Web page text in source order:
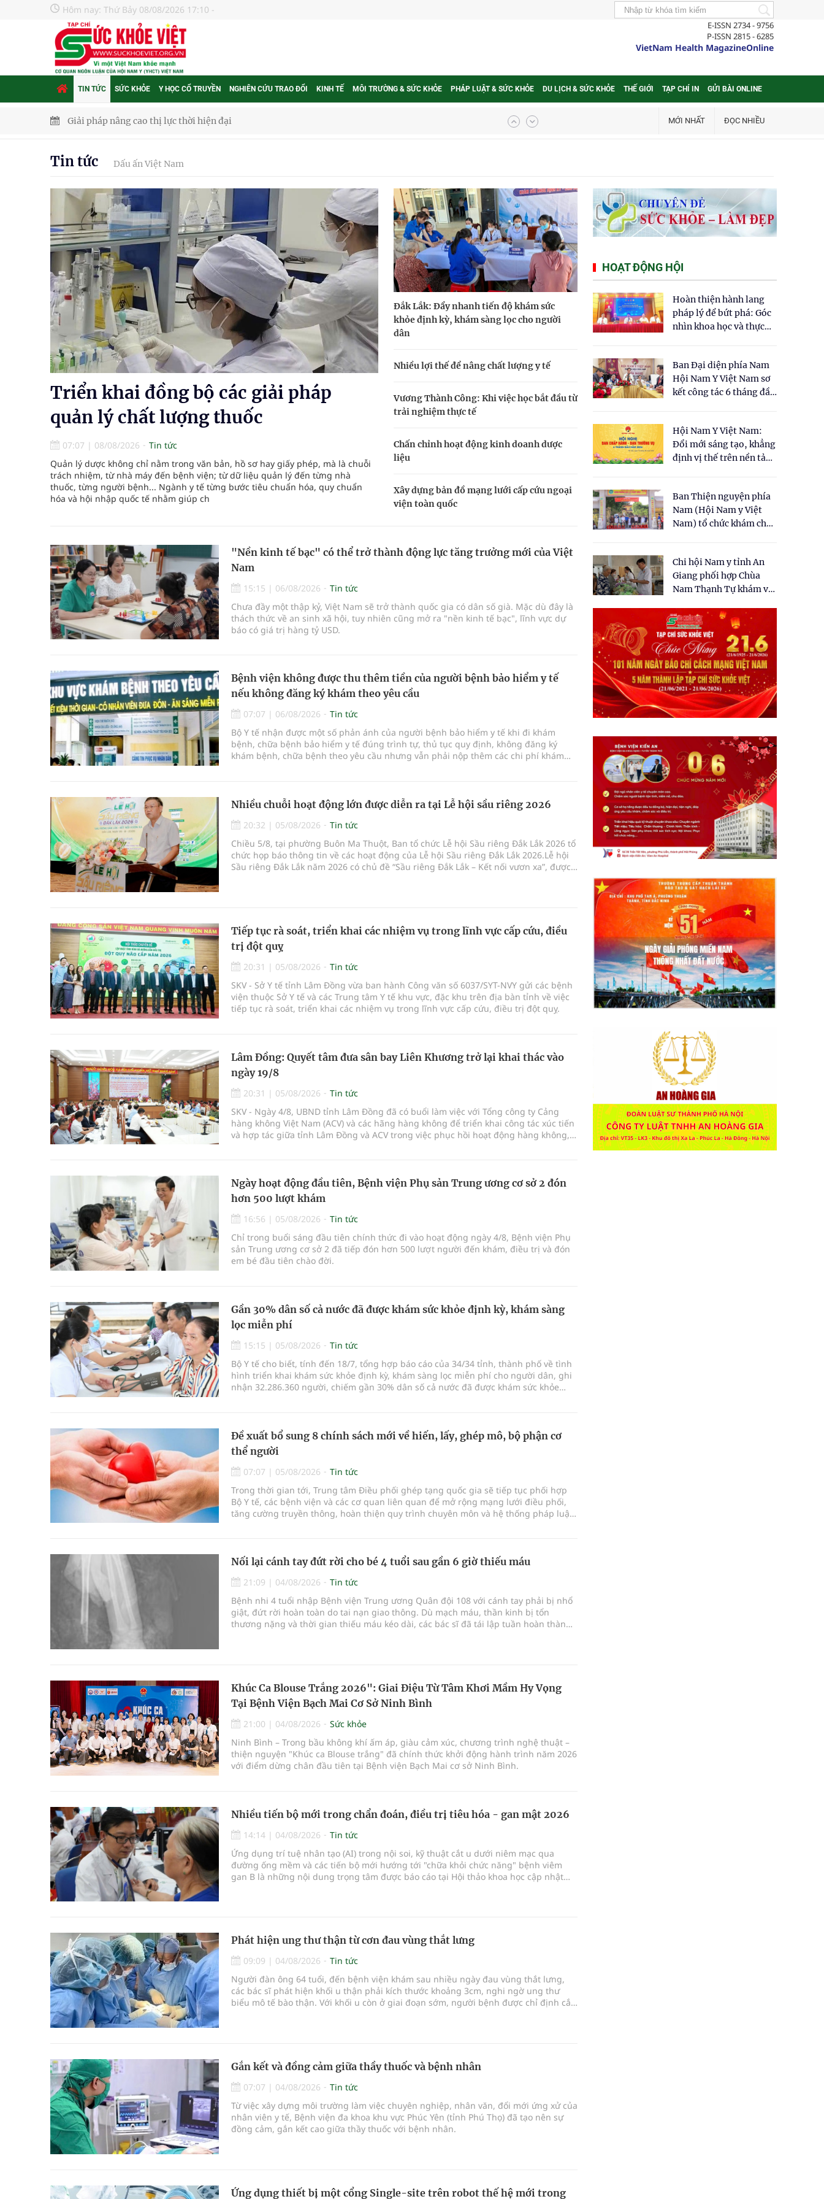
Hôm nay: Thứ Bảy 08/08/2026 17:10 -
E-ISSN 2734 - 9756
P-ISSN 2815 - 6285
VietNam Health MagazineOnline
TIN TỨC SỨC KHỎE Y HỌC CỔ TRUYỀN NGHIÊN CỨU TRAO ĐỔI KINH TẾ MÔI TRƯỜNG & SỨC KHỎE PHÁP LUẬT & SỨC KHỎE DU LỊCH & SỨC KHỎE THẾ GIỚI TẠP CHÍ IN GỬI BÀI ONLINE
Triển khai đồng bộ các giải pháp quản lý chất lượng thuốc
Đắk Lắk: Đẩy nhanh tiến độ khám sức khỏe định kỳ, khám sàng lọc cho người dân
Tổng hợp những cách trị thâm body nách, bẹn, mông cực hiệu quả
Tỷ lệ tật khúc xạ ở trẻ gia tăng: Khuyến nghị của chuyên gia
Nhiều lợi thế để nâng chất lượng y tế
Vương Thành Công: Khi việc học bắt đầu từ trải nghiệm thực tế
Tầm soát sớm ung thư vú giúp cứu sống hàng nghìn phụ nữ mỗi năm
MỚI NHẤT ĐỌC NHIỀU
Tin tức Dấu ấn Việt Nam
Triển khai đồng bộ các giải pháp
quản lý chất lượng thuốc
07:07 | 08/08/2026
Tin tức
Quản lý dược không chỉ nằm trong văn bản, hồ sơ hay giấy phép, mà là chuỗi
trách nhiệm, từ nhà máy đến bệnh viện; từ dữ liệu quản lý đến từng nhà
thuốc, từng người bệnh... Ngành y tế từng bước tiêu chuẩn hóa, quy chuẩn
hóa và hội nhập quốc tế nhằm giúp ch
Đắk Lắk: Đẩy nhanh tiến độ khám sức
khỏe định kỳ, khám sàng lọc cho người
dân
Nhiều lợi thế để nâng chất lượng y tế
Vương Thành Công: Khi việc học bắt đầu từ
trải nghiệm thực tế
Chấn chỉnh hoạt động kinh doanh dược
liệu
Xây dựng bản đồ mạng lưới cấp cứu ngoại
viện toàn quốc
"Nền kinh tế bạc" có thể trở thành động lực tăng trưởng mới của Việt
Nam
15:15 | 06/08/2026
Tin tức
Chưa đầy một thập kỷ, Việt Nam sẽ trở thành quốc gia có dân số già. Mặc dù đây là
thách thức về an sinh xã hội, tuy nhiên cũng mở ra "nền kinh tế bạc", lĩnh vực dự
báo có giá trị hàng tỷ USD.
Bệnh viện không được thu thêm tiền của người bệnh bảo hiểm y tế
nếu không đăng ký khám theo yêu cầu
07:07 | 06/08/2026
Tin tức
Bộ Y tế nhận được một số phản ánh của người bệnh bảo hiểm y tế khi đi khám
bệnh, chữa bệnh bảo hiểm y tế đúng trình tự, thủ tục quy định, không đăng ký
khám bệnh, chữa bệnh theo yêu cầu nhưng vẫn phải nộp thêm các chi phí khám
Nhiều chuỗi hoạt động lớn được diễn ra tại Lễ hội sầu riêng 2026
20:32 | 05/08/2026
Tin tức
Chiều 5/8, tại phường Buôn Ma Thuột, Ban tổ chức Lễ hội Sầu riêng Đắk Lắk 2026 tổ
chức họp báo thông tin về các hoạt động của Lễ hội Sầu riêng Đắk Lắk 2026.Lễ hội
Sầu riêng Đắk Lắk năm 2026 có chủ đề “Sầu riêng Đắk Lắk – Kết nối vươn xa”, được
Tiếp tục rà soát, triển khai các nhiệm vụ trong lĩnh vực cấp cứu, điều
trị đột quỵ
20:31 | 05/08/2026
Tin tức
SKV - Sở Y tế tỉnh Lâm Đồng vừa ban hành Công văn số 6037/SYT-NVY gửi các bệnh
viện thuộc Sở Y tế và các Trung tâm Y tế khu vực, đặc khu trên địa bàn tỉnh về việc
tiếp tục rà soát, triển khai các nhiệm vụ trong lĩnh vực cấp cứu, điều trị đột quỵ.
Lâm Đồng: Quyết tâm đưa sân bay Liên Khương trở lại khai thác vào
ngày 19/8
20:31 | 05/08/2026
Tin tức
SKV - Ngày 4/8, UBND tỉnh Lâm Đồng đã có buổi làm việc với Tổng công ty Cảng
hàng không Việt Nam (ACV) và các hãng hàng không để triển khai công tác xúc tiến
và hợp tác giữa tỉnh Lâm Đồng và ACV trong việc phục hồi hoạt động hàng không,
Ngày hoạt động đầu tiên, Bệnh viện Phụ sản Trung ương cơ sở 2 đón
hơn 500 lượt khám
16:56 | 05/08/2026
Tin tức
Chỉ trong buổi sáng đầu tiên chính thức đi vào hoạt động ngày 4/8, Bệnh viện Phụ
sản Trung ương cơ sở 2 đã tiếp đón hơn 500 lượt người đến khám, điều trị và đón
em bé đầu tiên chào đời.
Gần 30% dân số cả nước đã được khám sức khỏe định kỳ, khám sàng
lọc miễn phí
15:15 | 05/08/2026
Tin tức
Bộ Y tế cho biết, tính đến 18/7, tổng hợp báo cáo của 34/34 tỉnh, thành phố về tình
hình triển khai khám sức khỏe định kỳ, khám sàng lọc miễn phí cho người dân, ghi
nhận 32.286.360 người, chiếm gần 30% dân số cả nước đã được khám sức khỏe
Đề xuất bổ sung 8 chính sách mới về hiến, lấy, ghép mô, bộ phận cơ
thể người
07:07 | 05/08/2026
Tin tức
Trong thời gian tới, Trung tâm Điều phối ghép tạng quốc gia sẽ tiếp tục phối hợp
Bộ Y tế, các bệnh viện và các cơ quan liên quan để mở rộng mạng lưới điều phối,
tăng cường truyền thông, hoàn thiện quy trình chuyên môn và hệ thống pháp luật
Nối lại cánh tay đứt rời cho bé 4 tuổi sau gần 6 giờ thiếu máu
21:09 | 04/08/2026
Tin tức
Bệnh nhi 4 tuổi nhập Bệnh viện Trung ương Quân đội 108 với cánh tay phải bị nhổ
giật, đứt rời hoàn toàn do tai nạn giao thông. Dù mạch máu, thần kinh bị tổn
thương nặng và thời gian thiếu máu kéo dài, các bác sĩ đã tái lập tuần hoàn thành
Khúc Ca Blouse Trắng 2026": Giai Điệu Từ Tâm Khơi Mầm Hy Vọng
Tại Bệnh Viện Bạch Mai Cơ Sở Ninh Bình
21:00 | 04/08/2026
Sức khỏe
Ninh Bình – Trong bầu không khí ấm áp, giàu cảm xúc, chương trình nghệ thuật –
thiện nguyện "Khúc ca Blouse trắng" đã chính thức khởi động hành trình năm 2026
với điểm dừng chân đầu tiên tại Bệnh viện Bạch Mai cơ sở Ninh Bình.
Nhiều tiến bộ mới trong chẩn đoán, điều trị tiêu hóa - gan mật 2026
14:14 | 04/08/2026
Tin tức
Ứng dụng trí tuệ nhân tạo (AI) trong nội soi, kỹ thuật cắt u dưới niêm mạc qua
đường ống mềm và các tiến bộ mới hướng tới "chữa khỏi chức năng" bệnh viêm
gan B là những nội dung trọng tâm được báo cáo tại Hội thảo khoa học cập nhật
Phát hiện ung thư thận từ cơn đau vùng thắt lưng
09:09 | 04/08/2026
Tin tức
Người đàn ông 64 tuổi, đến bệnh viện khám sau nhiều ngày đau vùng thắt lưng,
các bác sĩ phát hiện khối u thận phải kích thước khoảng 3cm, nghi ngờ ung thư
biểu mô tế bào thận. Với khối u còn ở giai đoạn sớm, người bệnh được chỉ định cắt
Gắn kết và đồng cảm giữa thầy thuốc và bệnh nhân
07:07 | 04/08/2026
Tin tức
Từ việc xây dựng môi trường làm việc chuyên nghiệp, nhân văn, đổi mới ứng xử của
nhân viên y tế, Bệnh viện đa khoa khu vực Phúc Yên (tỉnh Phú Thọ) đã tạo nên sự
đồng cảm, gắn kết cao giữa thầy thuốc với bệnh nhân.
Ứng dụng thiết bị một cổng Single-site trên robot thế hệ mới trong
HOẠT ĐỘNG HỘI
Hoàn thiện hành lang
pháp lý để bứt phá: Góc
nhìn khoa học và thực
cho Luật Y dược cổ
truyền Việt Nam"
Ban Đại diện phía Nam
Hội Nam Y Việt Nam sơ
kết công tác 6 tháng đầu
Hội Nam Y Việt Nam:
Đổi mới sáng tạo, khẳng
định vị thế trên nền tảng
Ban Thiện nguyện phía
Nam (Hội Nam y Việt
Nam) tổ chức khám chữa
dân tại xã Tân Tập
Chi hội Nam y tỉnh An
Giang phối hợp Chùa
Nam Thạnh Tự khám và
nhân dân